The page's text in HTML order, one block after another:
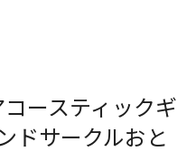
ースティックギ
ドサークルおと